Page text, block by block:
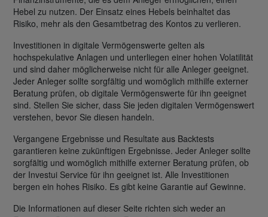
Hebel zu nutzen. Der Einsatz eines Hebels beinhaltet das
Risiko, mehr als den Gesamtbetrag des Kontos zu verlieren.
Investitionen in digitale Vermögenswerte gelten als
hochspekulative Anlagen und unterliegen einer hohen Volatilität
und sind daher möglicherweise nicht für alle Anleger geeignet.
Jeder Anleger sollte sorgfältig und womöglich mithilfe externer
Beratung prüfen, ob digitale Vermögenswerte für ihn geeignet
sind. Stellen Sie sicher, dass Sie jeden digitalen Vermögenswert
verstehen, bevor Sie diesen handeln.
Vergangene Ergebnisse und Resultate aus Backtests
garantieren keine zukünftigen Ergebnisse. Jeder Anleger sollte
sorgfältig und womöglich mithilfe externer Beratung prüfen, ob
der Investui Service für ihn geeignet ist. Alle Investitionen
bergen ein hohes Risiko. Es gibt keine Garantie auf Gewinne.
Die Informationen auf dieser Seite richten sich weder an